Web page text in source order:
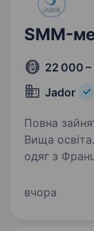
SMM-
22 000
Jador
Повна
Вища освіта. Мережа магазинів ЖАДОР —
одяг з
SMM-
вчора